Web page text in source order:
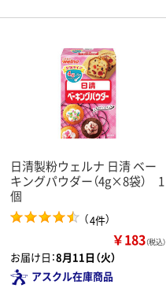
日清製粉ウェルナ 日清 ベー
キングパウダー（4g×8袋） 1
個
（4件）
￥183（税込）
お届け日：8月11日（火）
アスクル在庫商品